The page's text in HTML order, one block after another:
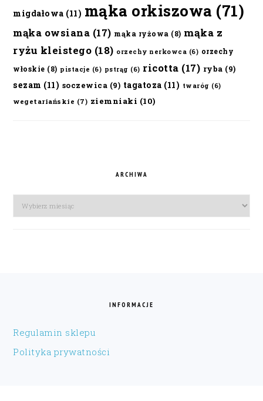
migdałowa (11) mąka orkiszowa (71)
mąka owsiana (17) mąka ryżowa (8) mąka z
ryżu kleistego (18) orzechy nerkowca (6) orzechy
włoskie (8) pistacje (6) pstrąg (6) ricotta (17) ryba (9)
sezam (11) soczewica (9) tagatoza (11) twaróg (6)
wegetariańskie (7) ziemniaki (10)
ARCHIWA
Archiwa
INFORMACJE
Regulamin sklepu
Polityka prywatności